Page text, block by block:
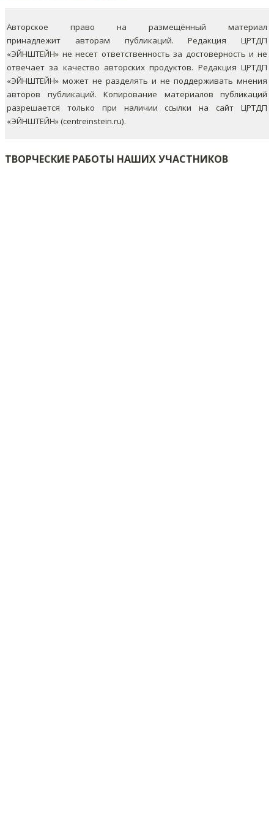
Авторское право на размещённый материал
принадлежит авторам публикаций. Редакция ЦРТДП
«ЭЙНШТЕЙН» не несет ответственность за достоверность и не
отвечает за качество авторских продуктов. Редакция ЦРТДП
«ЭЙНШТЕЙН» может не разделять и не поддерживать мнения
авторов публикаций. Копирование материалов публикаций
разрешается только при наличии ссылки на сайт ЦРТДП
«ЭЙНШТЕЙН» (centreinstein.ru).
ТВОРЧЕСКИЕ РАБОТЫ НАШИХ УЧАСТНИКОВ